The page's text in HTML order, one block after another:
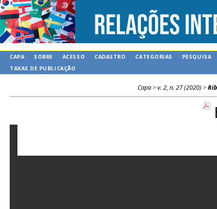
CAPA SOBRE ACESSO CADASTRO CATEGORIAS
PESQUISA
TAXAS DE PUBLICAÇÃO
Capa>v. 2, n. 27 (2020) >